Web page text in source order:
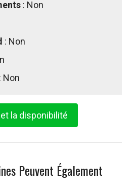
: Non
: Non
: Non
la disponibilité
Peuvent Également